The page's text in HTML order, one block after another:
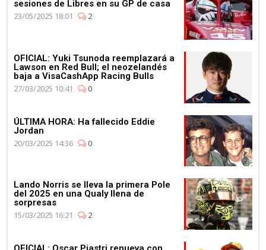
sesiones de Libres en su GP de casa
23/05/2025 18:01
2
OFICIAL: Yuki Tsunoda reemplazará a
Lawson en Red Bull; el neozelandés
baja a VisaCashApp Racing Bulls
27/03/2025 10:41
0
ÚLTIMA HORA: Ha fallecido Eddie
Jordan
20/03/2025 14:36
0
Lando Norris se lleva la primera Pole
del 2025 en una Qualy llena de
sorpresas
15/03/2025 16:21
2